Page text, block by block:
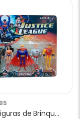
Set de Figuras de Brinquedo Liga da Justiça 2016-63 5pcs